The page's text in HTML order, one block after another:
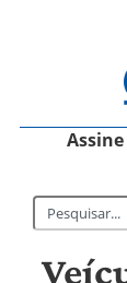
Assine